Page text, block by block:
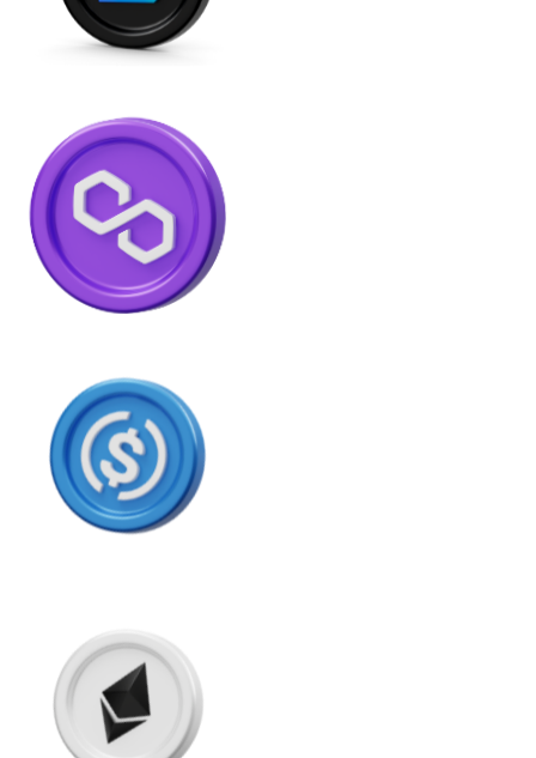
LTC
XRP
Ver tudo
Cupons cripto
Transferência SEPA
Adicione fundos à sua conta Bitnovo ou faça
Comprar com transferência bancária